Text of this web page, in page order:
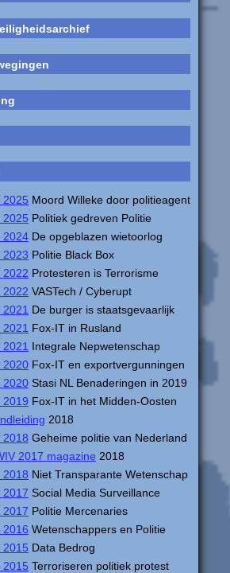
2025 Moord Willeke door politieagent
2025 Politiek gedreven Politie
2024 De opgeblazen wietoorlog
2023 Politie Black Box
2022 Protesteren is Terrorisme
2022 VASTech / Cyberupt
De burger is staatsgevaarlijk
Fox-IT in Rusland
Integrale Nepwetenschap
2020 Fox-IT en exportvergunningen
2020 Stasi NL Benaderingen in 2019
2019 Fox-IT in het Midden-Oosten
2018
2018 Geheime politie van Nederland
2017 magazine 2018
2018 Niet Transparante Wetenschap
2017 Social Media Surveillance
2017 Politie Mercenaries
2016 Wetenschappers en Politie
2015 Data Bedrog
2015 Terroriseren politiek protest